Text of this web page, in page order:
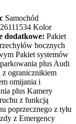
Samochód
Kolor
dodatkowe: Pakiet
bocznych
Pakiet systemów
plus Audi
z ogranicznikiem
omijania i
plus Kamery
z funkcją
poprzecznego z tyłu
z Emergency